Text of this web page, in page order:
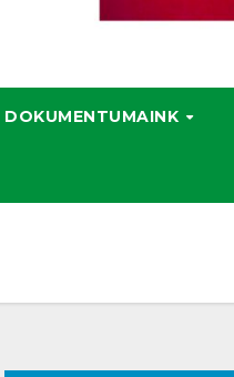
DOKUMENTUMAINK